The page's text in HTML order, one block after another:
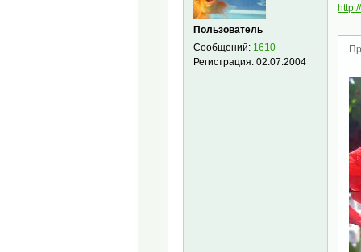
Пользователь
Сообщений: 1610
Регистрация:02.07.2004